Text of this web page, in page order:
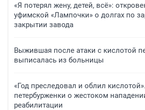
«Я потерял жену, детей, всё»:
уфимской «Лампочки» о долгах по
закрытии завода
Выжившая после атаки с кислотой
выписалась из больницы
«Год преследовал и облил
петербурженки о жестоком
реабилитации